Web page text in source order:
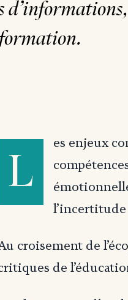
d’informations,
L
es enjeux
l’incertitude
croisement de
de